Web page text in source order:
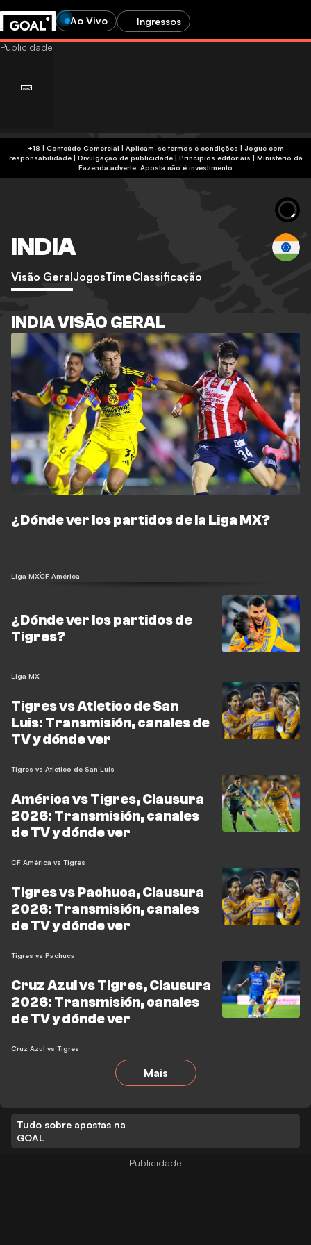
Ao Vivo Ingressos
+18 | Conteúdo Comercial | Aplicam-se termos e condições | Jogue com
responsabilidade| Divulgação de publicidade| Princípios editoriais | Ministério da
Fazenda adverte: Aposta não é investimento
INDIA
Visão GeralJogosTimeClassificação
INDIA VISÃO GERAL
¿Dónde ver los partidos de la Liga MX?
Liga MXCF América
¿Dónde ver los partidos de
Tigres?
Liga MX
Tigres vs Atletico de San
Luis: Transmisión, canales de
TV y dónde ver
Tigres vs Atletico de San Luis
América vs Tigres, Clausura
2026: Transmisión, canales
de TV y dónde ver
CF América vs Tigres
Tigres vs Pachuca, Clausura
2026: Transmisión, canales
de TV y dónde ver
Tigres vs Pachuca
Cruz Azul vs Tigres, Clausura
2026: Transmisión, canales
de TV y dónde ver
Cruz Azul vs Tigres
Mais
Tudo sobre apostas na
GOAL